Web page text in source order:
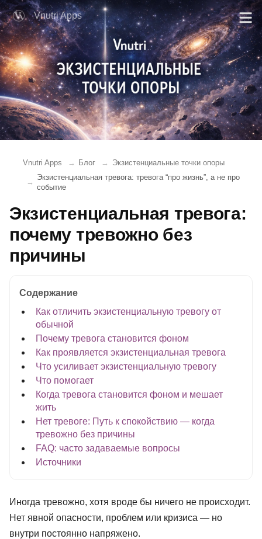
Vnutri Apps
Vnutri Apps Блог
Экзистенциальные точки опоры
Экзистенциальная тревога: тревога “про жизнь”, а не про
событие
Экзистенциальная тревога:
почему тревожно без
причины
Содержание
Как отличить экзистенциальную тревогу от
обычной
Почему тревога становится фоном
Как проявляется экзистенциальная тревога
Что усиливает экзистенциальную тревогу
Что помогает
Когда тревога становится фоном и мешает
жить
Нет тревоге: Путь к спокойствию — когда
тревожно без причины
FAQ: часто задаваемые вопросы
Источники
Иногда тревожно, хотя вроде бы ничего не происходит.
Нет явной опасности, проблем или кризиса — но
внутри постоянно напряжено.